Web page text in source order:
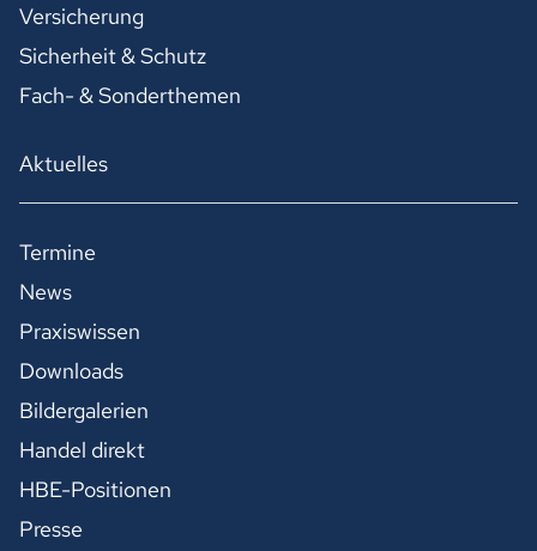
Versicherung
Sicherheit & Schutz
Fach- & Sonderthemen
Aktuelles
Termine
News
Praxiswissen
Downloads
Bildergalerien
Handel direkt
HBE-Positionen
Presse